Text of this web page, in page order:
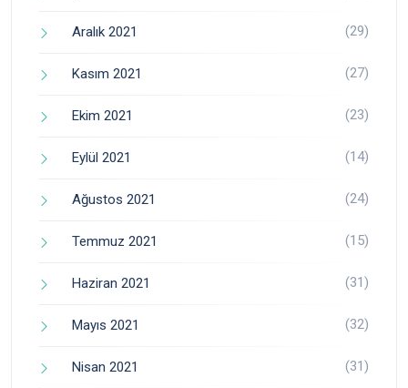
Aralık 2021 (29)
Kasım 2021 (27)
Ekim 2021 (23)
Eylül 2021 (14)
Ağustos 2021 (24)
Temmuz 2021 (15)
Haziran 2021 (31)
Mayıs 2021 (32)
Nisan 2021 (31)